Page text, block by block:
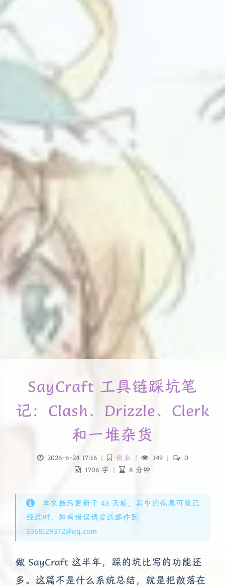
SayCraft 工具链踩坑笔
记：Clash、Drizzle、Clerk
和一堆杂货
2026-6-24 17:16 | 创业 | 149 |
0
1706 字 | 8 分钟
本文最后更新于 43 天前，其中的信息可能已
经过时，如有错误请发送邮件到
3368129372@qq.com
做 SayCraft 这半年，踩的坑比写的功能还
多。这篇不是什么系统总结，就是把散落在